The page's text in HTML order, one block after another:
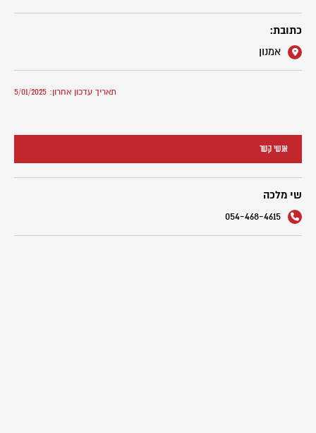
כתובת:
אמנון
תאריך עדכון אחרון: 5/01/2025
אנשי קשר
שי מלכה